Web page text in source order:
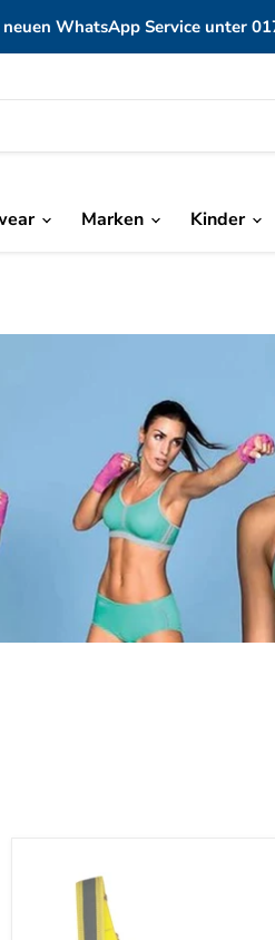
neuen WhatsApp Service unter
Marken Kinder